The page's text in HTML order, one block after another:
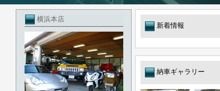
横浜本店
新着情報
納車ギャラリー